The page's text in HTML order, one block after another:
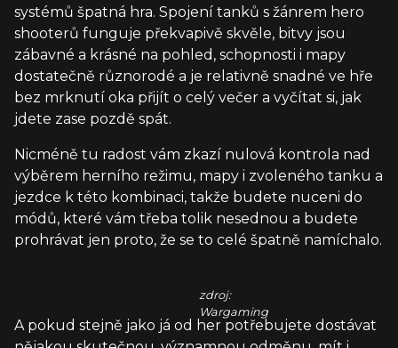
systémů špatná hra. Spojení tanků s žánrem hero
shooterů funguje překvapivě skvěle, bitvy jsou
zábavné a krásné na pohled, schopnosti i mapy
dostatečně různorodé a je relativně snadné ve hře
bez mrknutí oka přijít o celý večer a vyčítat si, jak
jdete zase pozdě spát.
Nicméně tu radost vám zkazí nulová kontrola nad
výběrem herního režimu, mapy i zvoleného tanku a
jezdce k této kombinaci, takže budete nuceni do
módů, které vám třeba tolik nesednou a budete
prohrávat jen proto, že se to celé špatně namíchalo.
zdroj:
Wargaming
A pokud stejně jako já od her potřebujete dostávat